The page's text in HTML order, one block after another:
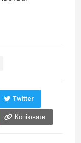
Twitter
Копіювати